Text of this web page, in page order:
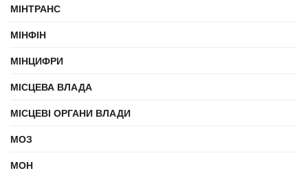
МІНТРАНС
МІНФІН
МІНЦИФРИ
МІСЦЕВА ВЛАДА
МІСЦЕВІ ОРГАНИ ВЛАДИ
МОЗ
МОН